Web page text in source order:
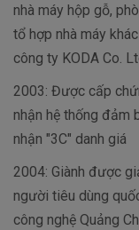
nhà máy hộp gỗ,
tổ hợp nhà máy
công ty KODA Co.
2003: Được cấp
nhận hệ thống đảm
nhận "3C" danh giá
2004: Giành được
người tiêu dùng
công nghệ Quảng